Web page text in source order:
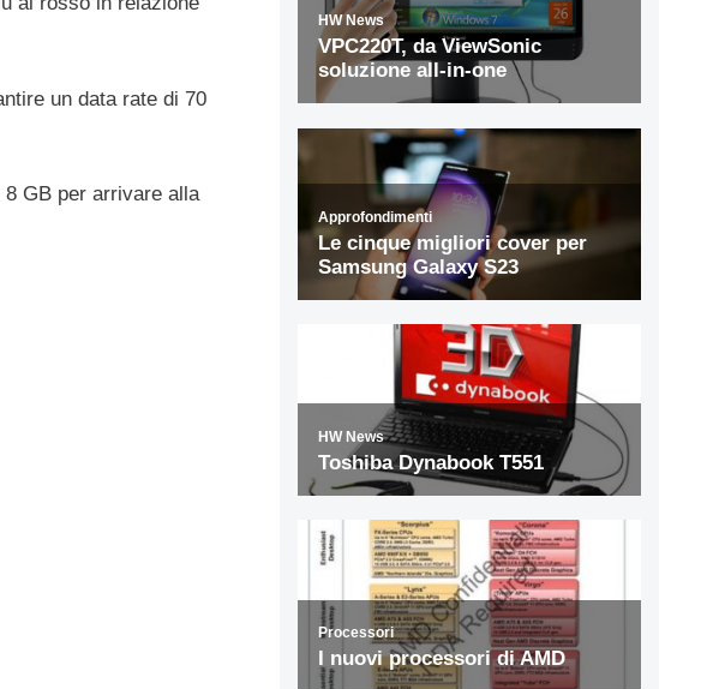
un data rate di 70
GB per arrivare alla